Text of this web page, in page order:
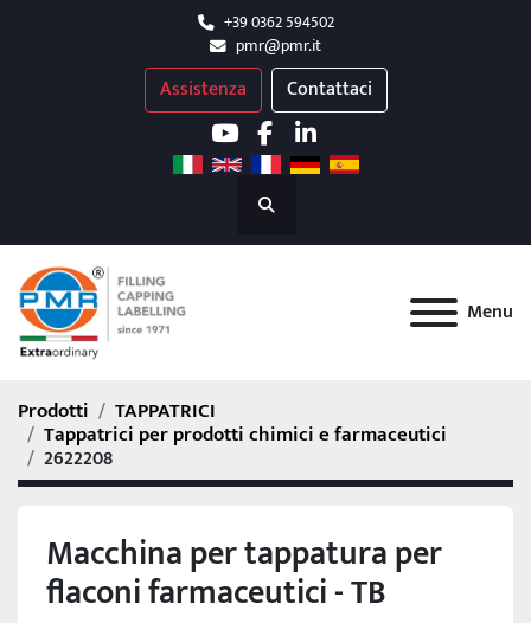
+39 0362 594502
pmr@pmr.it
Assistenza Contattaci
youtube
facebook
linkedin
Cerca
Menu
Prodotti TAPPATRICI
Tappatrici per prodotti chimici e farmaceutici
2622208
Macchina per tappatura per
flaconi farmaceutici - TB